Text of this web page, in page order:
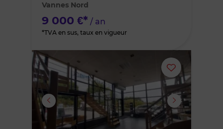
Vannes Nord
9 000 €* / an
*TVA en sus, taux en vigueur
Ajouter
ou
supprimer